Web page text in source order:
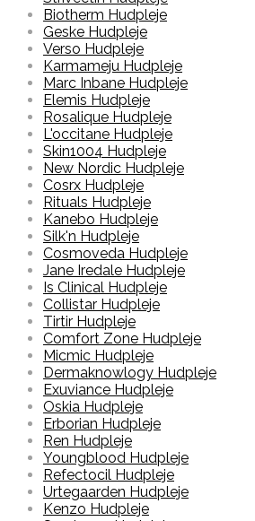
Biotherm Hudpleje
Geske Hudpleje
Verso Hudpleje
Karmameju Hudpleje
Marc Inbane Hudpleje
Elemis Hudpleje
Rosalique Hudpleje
L'occitane Hudpleje
Skin1004 Hudpleje
New Nordic Hudpleje
Cosrx Hudpleje
Rituals Hudpleje
Kanebo Hudpleje
Silk'n Hudpleje
Cosmoveda Hudpleje
Jane Iredale Hudpleje
Is Clinical Hudpleje
Collistar Hudpleje
Tirtir Hudpleje
Comfort Zone Hudpleje
Micmic Hudpleje
Dermaknowlogy Hudpleje
Exuviance Hudpleje
Oskia Hudpleje
Erborian Hudpleje
Ren Hudpleje
Youngblood Hudpleje
Refectocil Hudpleje
Urtegaarden Hudpleje
Kenzo Hudpleje